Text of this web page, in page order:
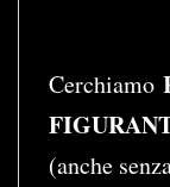
Cerchiamo
(anche